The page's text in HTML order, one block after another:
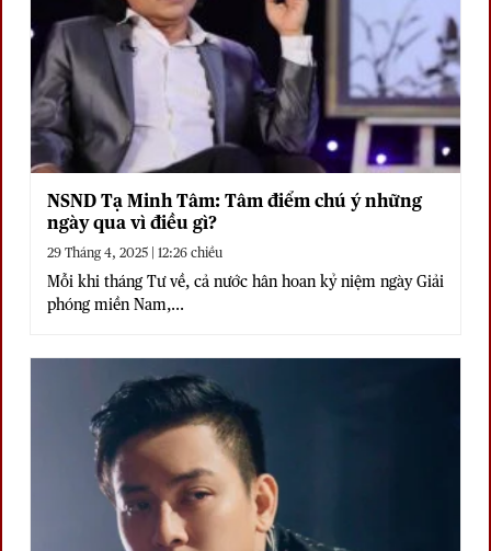
NSND Tạ Minh Tâm: Tâm điểm chú ý những
ngày qua vì điều gì?
29 Tháng 4, 2025 | 12:26 chiều
Mỗi khi tháng Tư về, cả nước hân hoan kỷ niệm ngày Giải
phóng miền Nam,...